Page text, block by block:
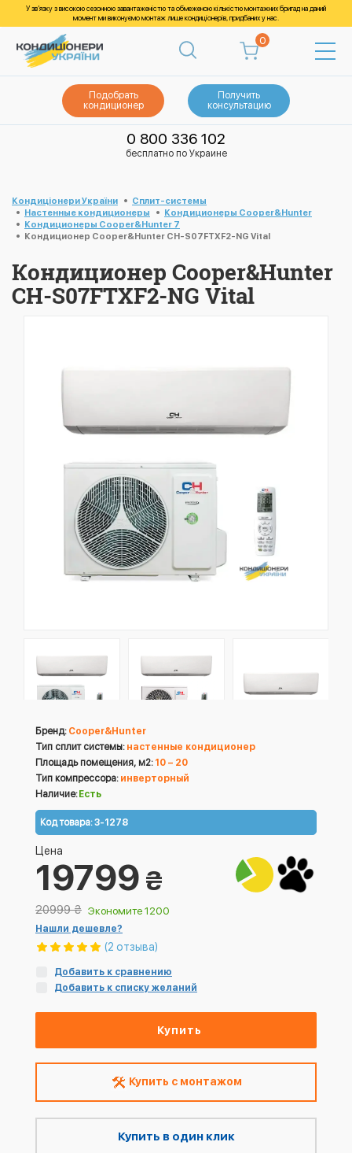
У зв’язку з високою сезонною завантаженістю та обмеженою кількістю монтажних бригад на даний
момент ми виконуємо монтаж лише кондиціонерів, придбаних у нас.
0
Подобрать
кондиционер
Получить
консультацию
0 800 336 102
бесплатно по Украине
Кондиціонери України
Cплит-системы
Настенные кондиционеры
Кондиционеры Cooper&Hunter
Кондиционеры Cooper&Hunter 7
Кондиционер Cooper&Hunter CH-S07FTXF2-NG Vital
Кондиционер Cooper&Hunter
CH-S07FTXF2-NG Vital
Бренд: Cooper&Hunter
Тип сплит системы: настенные кондиционер
Площадь помещения, м2: 10 – 20
Тип компрессора: инверторный
Наличие: Есть
Код товара:3-1278
Цена
19799 ₴
20999₴ Экономите 1200
Нашли дешевле?
(2 отзыва)
Добавить к сравнению
Добавить к списку желаний
Купить
Купить с монтажом
Купить в один клик